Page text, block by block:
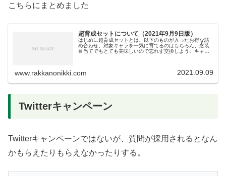
こちらにまとめました
超育成セットについて（2021年9月9日版）
はじめに超育成セットとは、以下のものが入ったお得な詰
め合わせ。対象キャラを一気に育てるのはもちろん、念装
目当てでもとても美味しいので忘れず交換しよう。キャラ
www.rakkanonikki.com 2021.09.09
Twitterキャンペーン
Twitterキャンペーンではないが、質問が採用されるとなん
かもらえたりもらえなかったりする。